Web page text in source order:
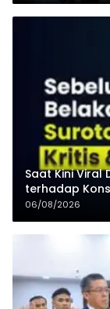
Saat Kini Viral
terhadap
06/08/2026